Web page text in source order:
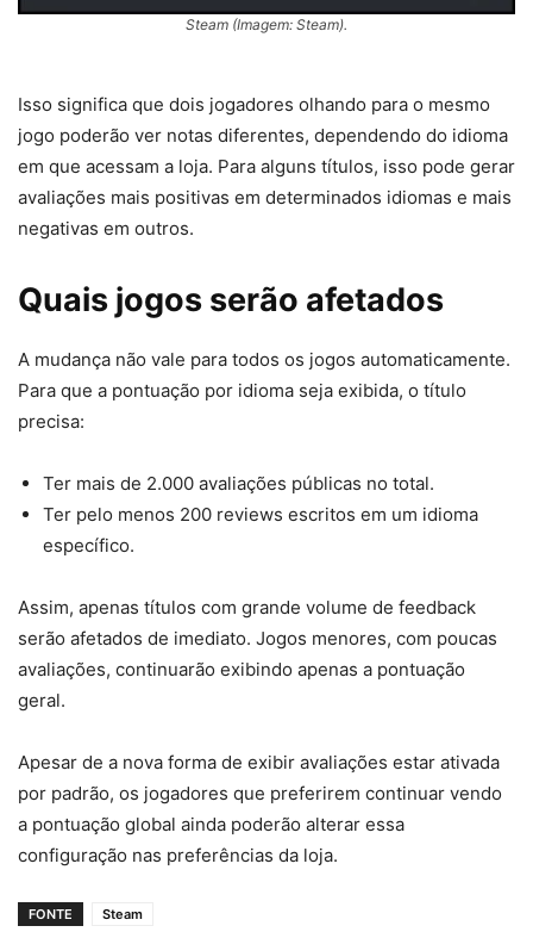
Steam (Imagem: Steam).
Isso significa que dois jogadores olhando para o mesmo
jogo poderão ver notas diferentes, dependendo do idioma
em que acessam a loja. Para alguns títulos, isso pode gerar
avaliações mais positivas em determinados idiomas e mais
negativas em outros.
Quais jogos serão afetados
A mudança não vale para todos os jogos automaticamente.
Para que a pontuação por idioma seja exibida, o título
precisa:
Ter mais de 2.000 avaliações públicas no total.
Ter pelo menos 200 reviews escritos em um idioma
específico.
Assim, apenas títulos com grande volume de feedback
serão afetados de imediato. Jogos menores, com poucas
avaliações, continuarão exibindo apenas a pontuação
geral.
Apesar de a nova forma de exibir avaliações estar ativada
por padrão, os jogadores que preferirem continuar vendo
a pontuação global ainda poderão alterar essa
configuração nas preferências da loja.
FONTE
Steam